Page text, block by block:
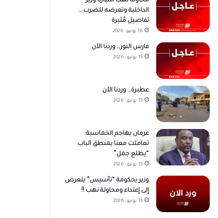
الداخلية وتعرضه للضرب …
تفاصيل مُثيرة
16 يونيو، 2026
فارس النور… وردنا الآن
15 يونيو، 2026
عطبرة… وردنا الآن
15 يونيو، 2026
عرمان يهاجم الخماسية:
تعاملت معنا بمنطق الباب
“يطلع جمل”
15 يونيو، 2026
وزير بحكومة “تأسيس” يتعرض
إلى إعتداء ومحاولة نهب !!
15 يونيو، 2026